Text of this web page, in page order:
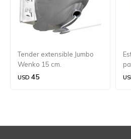
Tender extensible Jumbo
Wenko 15 cm.
USD 45